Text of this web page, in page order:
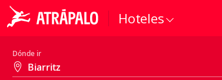
Hoteles
Dónde ir